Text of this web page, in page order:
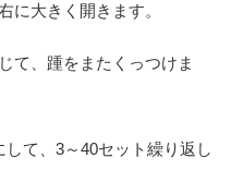
に大きく開きます。
て、踵をまたくっつけま
て、3～40セット繰り返し